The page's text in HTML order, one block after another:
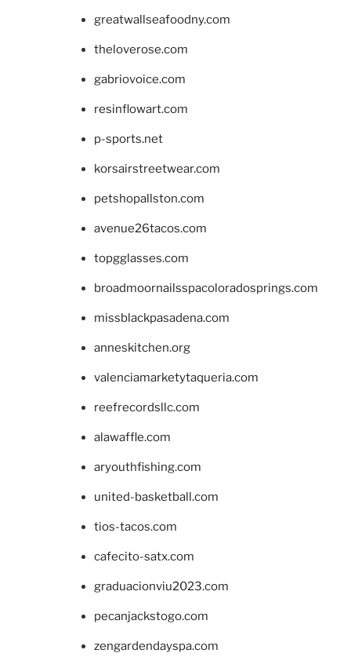
greatwallseafoodny.com
theloverose.com
gabriovoice.com
resinflowart.com
p-sports.net
korsairstreetwear.com
petshopallston.com
avenue26tacos.com
topgglasses.com
broadmoornailsspacoloradosprings.com
missblackpasadena.com
anneskitchen.org
valenciamarketytaqueria.com
reefrecordsllc.com
alawaffle.com
aryouthfishing.com
united-basketball.com
tios-tacos.com
cafecito-satx.com
graduacionviu2023.com
pecanjackstogo.com
zengardendayspa.com